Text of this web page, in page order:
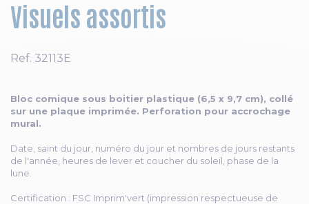
Visuels assortis
Ref. 32113E
Bloc comique sous boitier plastique (6,5 x 9,7 cm), collé
sur une plaque imprimée. Perforation pour accrochage
mural.
Date, saint du jour, numéro du jour et nombres de jours restants
de l'année, heures de lever et coucher du soleil, phase de la
lune.
Certification : FSC Imprim'vert (impression respectueuse de